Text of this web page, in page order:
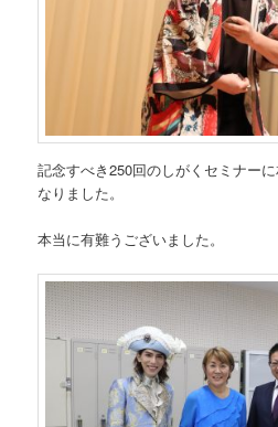
記念すべき250回のしがくセミナー
なりました。
本当に有難うございました。